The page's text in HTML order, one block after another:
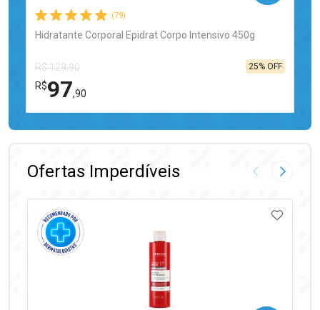
(79)
Hidratante Corporal Epidrat Corpo Intensivo 450g
R$ 129,90
R$97,90
25% OFF
FECHAR
FECHAR
Ofertas Imperdíveis Imagem